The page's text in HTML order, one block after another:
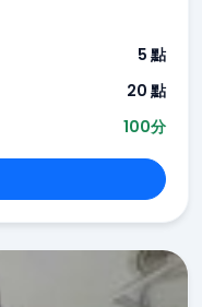
5 點
20 點
100分